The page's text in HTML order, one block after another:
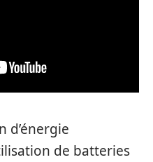
d’énergie
de batteries